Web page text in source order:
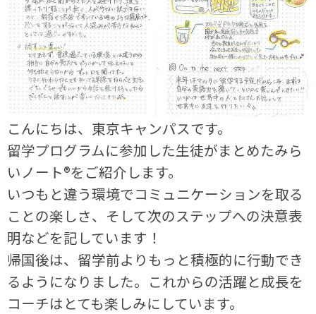
こんにちは、東京キャンパスです。
留学プログラムに参加した生徒がまとめたみら
いノート®をご紹介します。
いつもと違う環境でコミュニケーションを取る
ことの楽しさ、そして次のステップへの決意表
明などを記しています！
帰国後は、留学前よりもっと積極的に行動でき
るようになりました。これからの活躍と成長を
コーチはとても楽しみにしています。